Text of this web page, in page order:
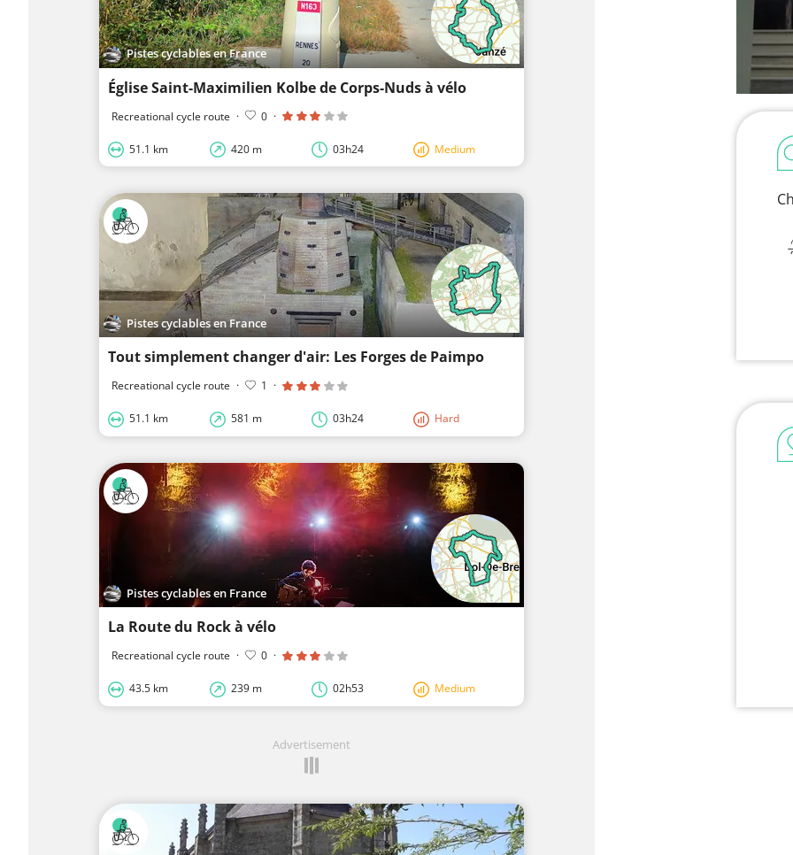
Pistes cyclables en France
Église Saint-Maximilien Kolbe de Corps-Nuds à vélo
Recreational cycle route · 0 ·
51.1 km 420 m 03h24 Medium
Pistes cyclables en France
Tout simplement changer d'air: Les Forges de Paimpo
Recreational cycle route · 1 ·
51.1 km 581 m 03h24 Hard
Pistes cyclables en France
La Route du Rock à vélo
Recreational cycle route · 0 ·
43.5 km 239 m 02h53 Medium
Advertisement